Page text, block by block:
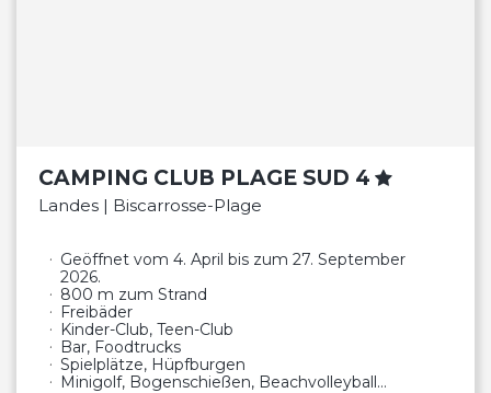
CAMPING CLUB PLAGE SUD 4
Landes | Biscarrosse-Plage
Geöffnet vom 4. April bis zum 27. September
2026.
800 m zum Strand
Freibäder
Kinder-Club, Teen-Club
Bar, Foodtrucks
Spielplätze, Hüpfburgen
Minigolf, Bogenschießen, Beachvolleyball…